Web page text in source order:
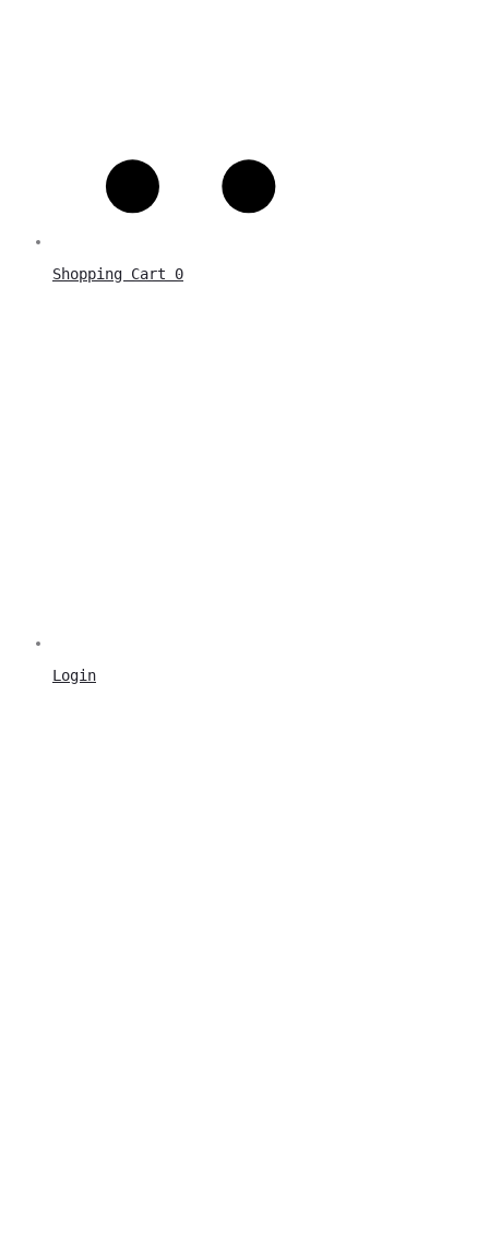
Shopping Cart 0
Login